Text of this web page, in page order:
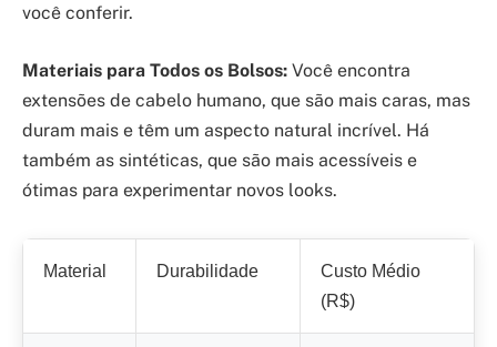
você conferir.
Materiais para Todos os Bolsos: Você encontra
extensões de cabelo humano, que são mais caras, mas
duram mais e têm um aspecto natural incrível. Há
também as sintéticas, que são mais acessíveis e
ótimas para experimentar novos looks.
Material Durabilidade
Custo Médio
(R$)